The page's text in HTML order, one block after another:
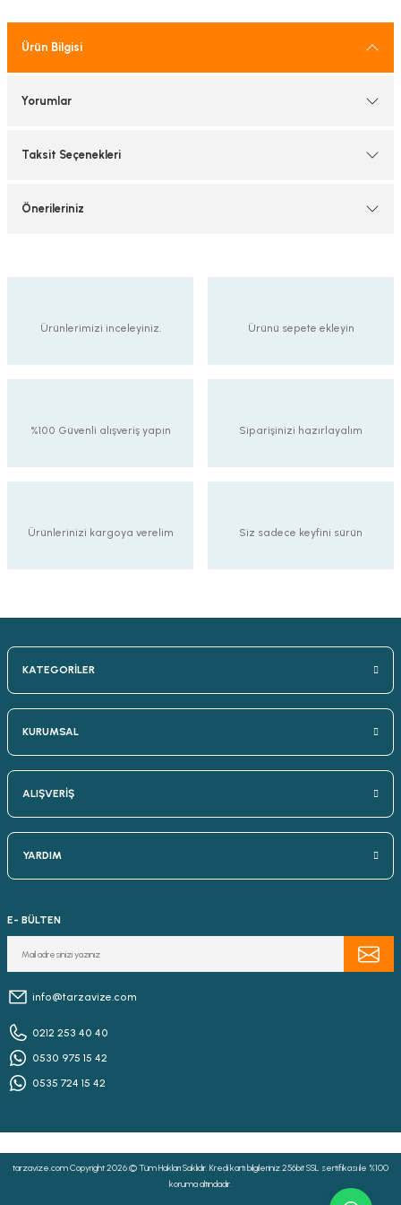
Ürün Bilgisi
Yorumlar
Taksit Seçenekleri
Önerileriniz
Ürünlerimizi inceleyiniz. Ürünü sepete ekleyin
%100 Güvenli alışveriş yapın Siparişinizi hazırlayalım
Ürünlerinizi kargoya verelim Siz sadece keyfini sürün
KATEGORİLER
KURUMSAL
ALIŞVERİŞ
YARDIM
E- BÜLTEN
info@tarzavize.com
0212 253 40 40
0530 975 15 42
0535 724 15 42
tarzavize.com Copyright 2026 © Tüm Hakları Saklıdır. Kredi kartı bilgileriniz 256bit SSL sertifikası ile %100
koruma altındadır.